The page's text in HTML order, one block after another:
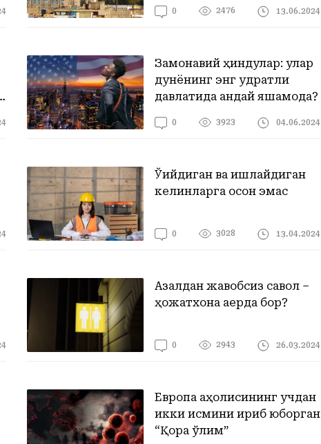
0 2476 13.06.2024
Замонавий ҳиндулар: улар
дунёнинг энг қудратли
давлатида қандай яшамоқда?
0 3923 04.06.2024
Ўқийдиган ва ишлайдиган
келинларга осон эмас
0 3028 13.04.2024
Азалдан жавобсиз савол –
ҳожатхона қаерда бор?
0 2943 26.03.2024
Европа аҳолисининг учдан
икки қисмини қириб юборган
“Қора ўлим”